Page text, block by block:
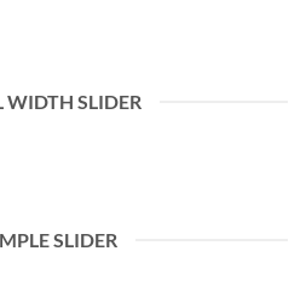
WIDTH SLIDER
SLIDER